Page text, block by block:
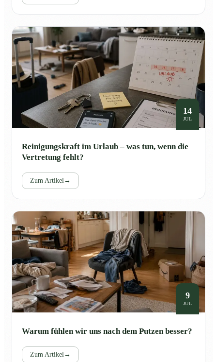
14
JUL
Reinigungskraft im Urlaub – was tun, wenn die
Vertretung fehlt?
Zum Artikel →
9
JUL
Warum fühlen wir uns nach dem Putzen besser?
Zum Artikel →